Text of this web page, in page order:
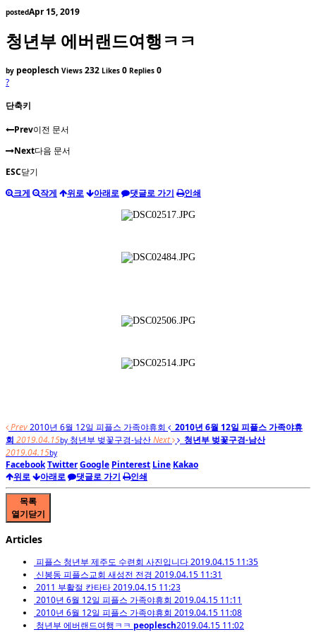
postedApr 15, 2019
청년부 에버랜드여행ㅋㅋ
by peoplesch Views 232 Likes 0 Replies 0
?
단축키
Prev이전 문서
Next다음 문서
ESC닫기
크게
작게 위로 아래로 댓글로 가기 인쇄
Prev2010년 6월 12일 피플스 가족야휴회
2010년 6월 12일 피플스 가족야휴
회 2019.04.15by 청년부 벚꽃구경-남산Next
청년부 벚꽃구경-남산
2019.04.15by
FacebookTwitterGoogle Pinterest Line Kakao
위로
아래로 댓글로 가기 인쇄
목록
열기닫기
Articles
피플스 청년부 제주도 수련회 사진입니다2019.04.15 11:35
신봉동 피플스교회 새성전 전경 2019.04.15 11:31
2011 부활절 칸타타2019.04.15 11:23
2010년 6월 12일 피플스 가족야휴회 2019.04.15 11:11
2010년 6월 12일 피플스 가족야휴회 2019.04.15 11:08
청년부 에버랜드여행ㅋㅋ peoplesch2019.04.15 11:02